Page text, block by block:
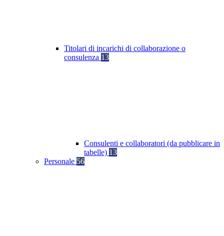
Titolari di incarichi di collaborazione o
consulenza 13
Consulenti e collaboratori (da pubblicare in
tabelle) 13
Personale 56